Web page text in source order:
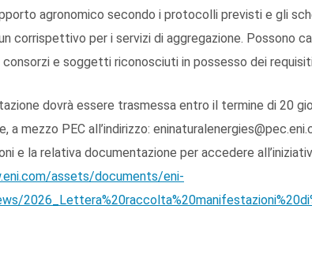
agronomico secondo i protocolli previsti e gli
corrispettivo per i servizi di aggregazione. Possono
e soggetti riconosciuti in possesso dei
dovrà essere trasmessa entro il termine di 20
a mezzo PEC all’indirizzo:
e la relativa documentazione per accedere
assets/documents/eni-